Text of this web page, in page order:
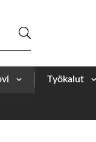
Työkalut